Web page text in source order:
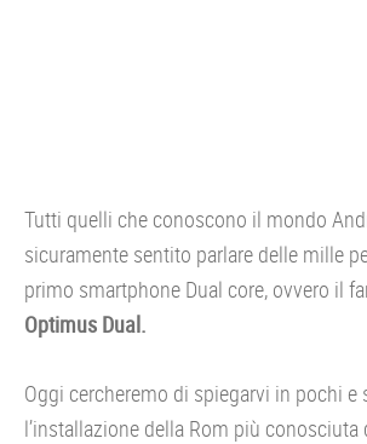
Tutti quelli che conoscono il mondo
sicuramente sentito parlare delle mille
primo smartphone Dual core, ovvero il
Optimus Dual.
Oggi cercheremo di spiegarvi in pochi
l’installazione della Rom più conosciuta